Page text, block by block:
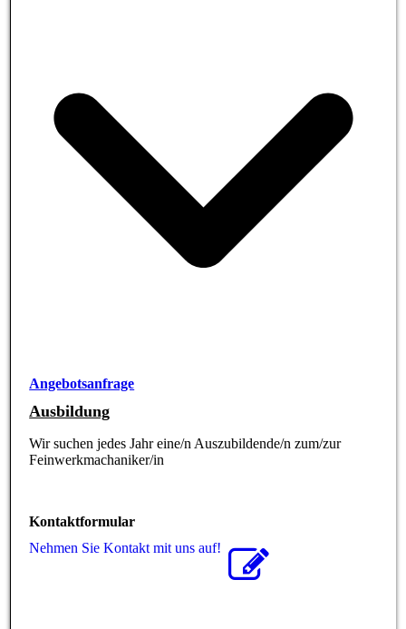
Angebotsanfrage
Ausbildung
Wir suchen jedes Jahr eine/n Auszubildende/n zum/zur
Feinwerkmachaniker/in
Kontaktformular
Nehmen Sie Kontakt mit uns auf!